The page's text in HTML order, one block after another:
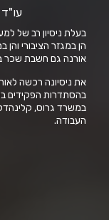
הן במגזר הציבורי
אורנה גם חשבת שכר
את ניסיונה רכשה
בהסתדרות הפקידים
במשרד גרוס,
העבודה.